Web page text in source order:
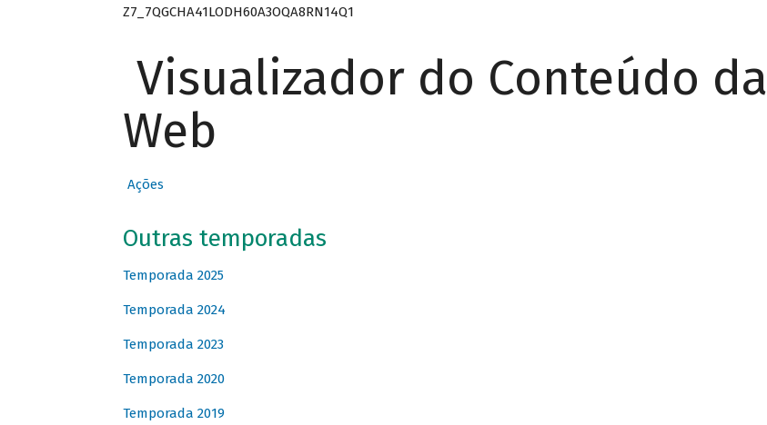
Z7_7QGCHA41LODH60A3OQA8RN14Q1
Visualizador do Conteúdo da
Web
Ações
Outras temporadas
Temporada 2025
Temporada 2024
Temporada 2023
Temporada 2020
Temporada 2019